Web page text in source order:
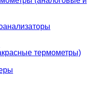
термометры)